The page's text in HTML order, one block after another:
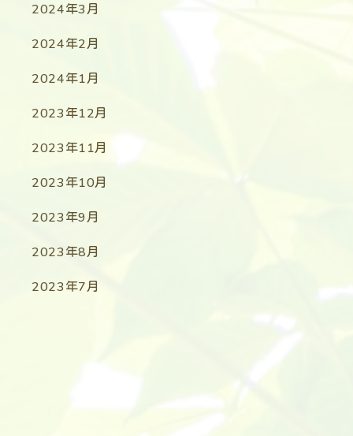
2024年3月
2024年2月
2024年1月
2023年12月
2023年11月
2023年10月
2023年9月
2023年8月
2023年7月